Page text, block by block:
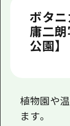
ボタ
庸二
公園】
植物園や
ます。